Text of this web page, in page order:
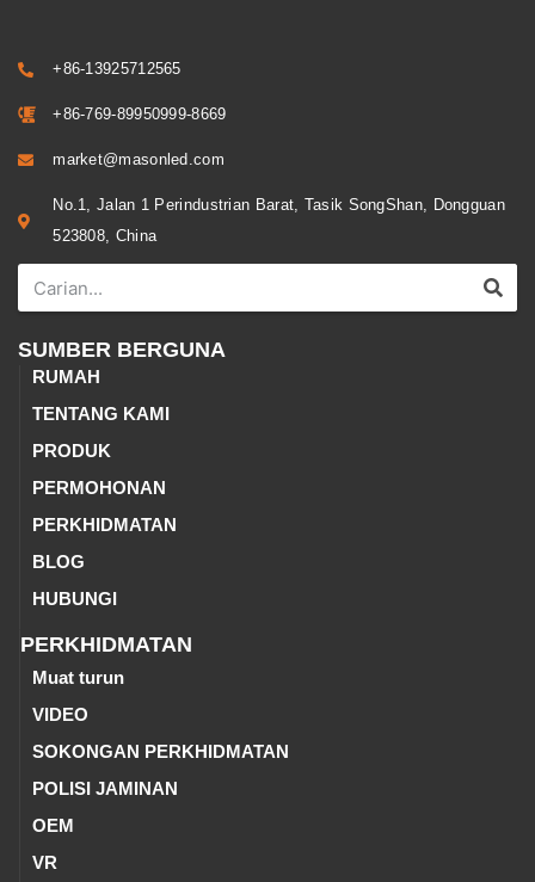
+86-13925712565
+86-769-89950999-8669
market@masonled.com
No.1, Jalan 1 Perindustrian Barat, Tasik SongShan, Dongguan
523808, China
SUMBER BERGUNA
RUMAH
TENTANG KAMI
PRODUK
PERMOHONAN
PERKHIDMATAN
BLOG
HUBUNGI
PERKHIDMATAN
Muat turun
VIDEO
SOKONGAN PERKHIDMATAN
POLISI JAMINAN
OEM
VR